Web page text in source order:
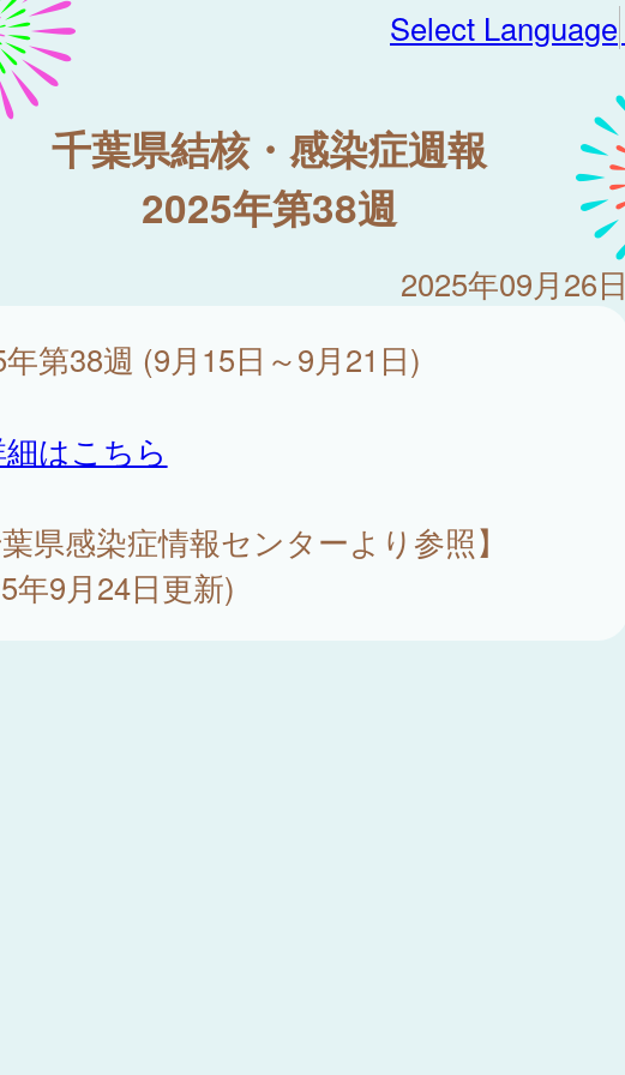
Select Language
千葉県結核・感染症週報
2025年第38週
2025年09月26日
第38週 (9月15日～9月21日)
はこちら
県感染症情報センターより参照】
年9月24日更新)